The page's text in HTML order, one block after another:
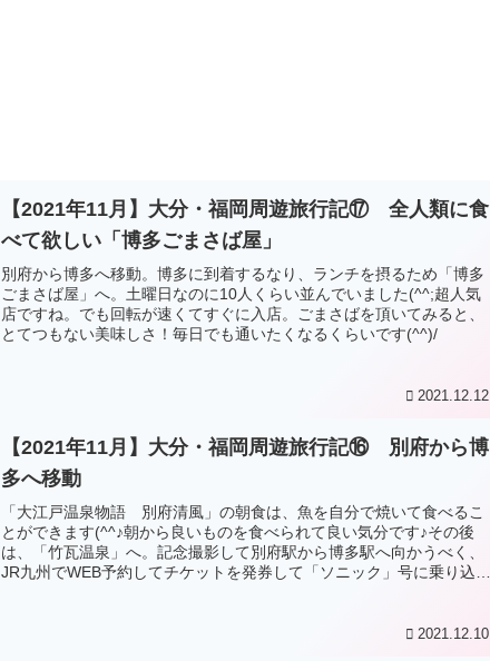
【2021年11月】大分・福岡周遊旅行記⑰ 全人類に食
べて欲しい「博多ごまさば屋」
別府から博多へ移動。博多に到着するなり、ランチを摂るため「博多
ごまさば屋」へ。土曜日なのに10人くらい並んでいました(^^;超人気
店ですね。でも回転が速くてすぐに入店。ごまさばを頂いてみると、
とてつもない美味しさ！毎日でも通いたくなるくらいです(^^)/
2021.12.12
【2021年11月】大分・福岡周遊旅行記⑯ 別府から博
多へ移動
「大江戸温泉物語 別府清風」の朝食は、魚を自分で焼いて食べるこ
とができます(^^♪朝から良いものを食べられて良い気分です♪その後
は、「竹瓦温泉」へ。記念撮影して別府駅から博多駅へ向かうべく、
JR九州でWEB予約してチケットを発券して「ソニック」号に乗り込み
2021.12.10